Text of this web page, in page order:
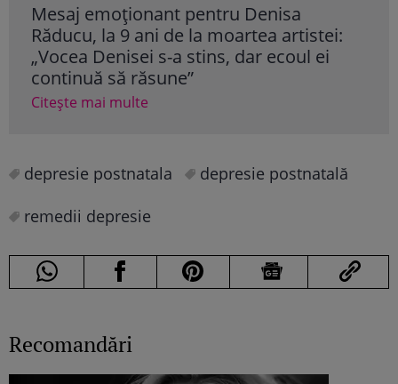
Mesaj emoționant pentru Denisa
Răducu, la 9 ani de la moartea artistei:
„Vocea Denisei s-a stins, dar ecoul ei
continuă să răsune”
Citește mai multe
depresie postnatala
depresie postnatală
remedii depresie
Recomandări